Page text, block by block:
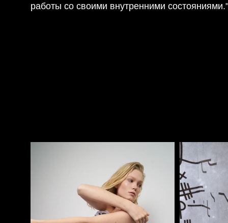
работы со своими внутренними состояниями."